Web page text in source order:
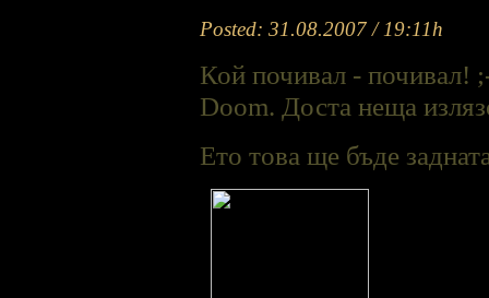
Posted: 31.08.2007 / 19:11h
Кой почивал - почивал!
Doom. Доста неща
Ето това ще бъде